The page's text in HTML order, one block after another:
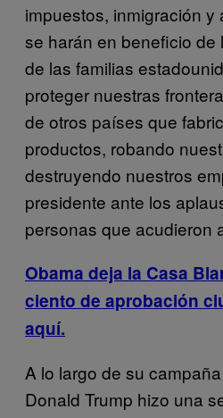
impuestos, inmigración y
se harán en beneficio de
de las familias
proteger nuestras
de otros países que
productos, robando
destruyendo nuestros
presidente ante los
personas que acudieron
Obama deja la Casa
ciento de aprobación
aquí.
A lo largo de su
Donald Trump hizo una